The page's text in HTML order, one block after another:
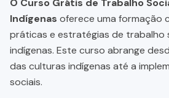
O Curso Grátis de Trabalho
Indígenas oferece uma formação
práticas e estratégias de trabalho
indígenas. Este curso abrange
das culturas indígenas até a
sociais.